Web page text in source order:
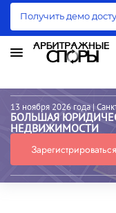
Получить демо
13 ноября 2026 года |
БОЛЬШАЯ
НЕДВИЖИМОСТИ
Зарегистрироваться